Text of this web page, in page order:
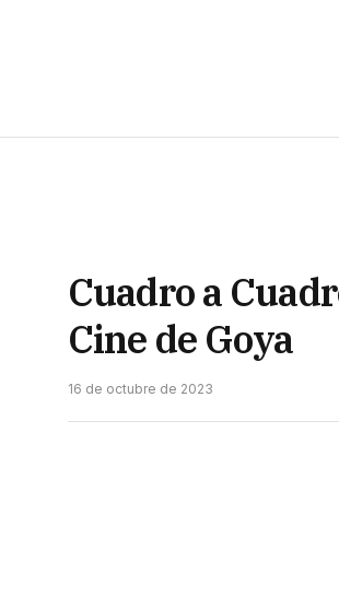
Cuadro a
Cine de Goya
16 de octubre de 2023